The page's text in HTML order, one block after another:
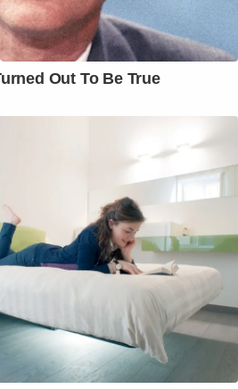
Out To Be True